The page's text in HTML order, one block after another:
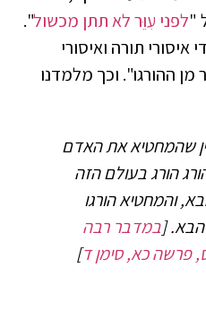
"לפני עִוֵּר לא תתן מכשול".
תורה ואיסורי
מן ההורגו". וכך מלמדנו
שהמחטיא את האדם
הורג בעולם הזה
והמחטיא הורגו
הבא.[במדבר רבה
פרשה כא, סימן ד]